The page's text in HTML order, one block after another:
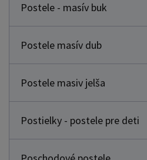
Postele - masív buk
Postele masív dub
Postele masiv jelša
Postielky - postele pre deti